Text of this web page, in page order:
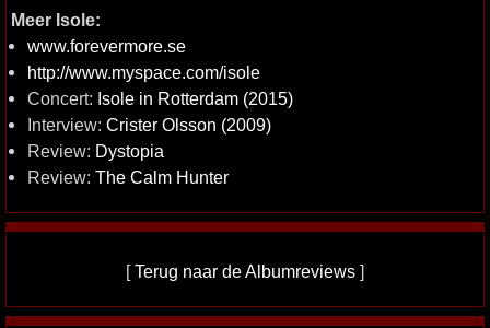
Meer Isole:
www.forevermore.se
http://www.myspace.com/isole
Concert: Isole in Rotterdam (2015)
Interview: Crister Olsson (2009)
Review: Dystopia
Review: The Calm Hunter
[Terug naar de Albumreviews ]